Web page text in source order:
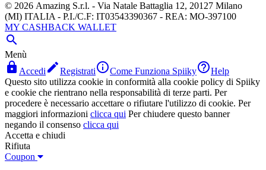
© 2026 Amazing S.r.l. - Via Natale Battaglia 12, 20127 Milano
(MI) ITALIA - P.I./C.F: IT03543390367 - REA: MO-397100
MY CASHBACK WALLET

Menù
 Accedi RegistratiCome Funziona SpiikyHelp
Questo sito utilizza cookie in conformità alla cookie policy di Spiiky
e cookie che rientrano nella responsabilità di terze parti. Per
procedere è necessario accettare o rifiutare l'utilizzo di cookie. Per
maggiori informazioni clicca qui Per chiudere questo banner
negando il consenso clicca qui
Accetta e chiudi
Rifiuta
Coupon